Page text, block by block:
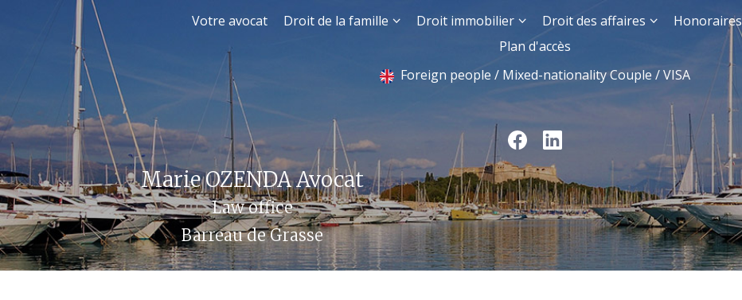
Votre avocat Droit de la famille Droit immobilier Droit des affaires Honoraires
Foreign people / Mixed-nationality Couple / VISA
Plan d'accès
Marie OZENDA Avocat
Law office
Barreau de Grasse